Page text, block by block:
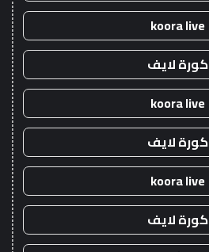
koora live
كورة لايف
koora live
كورة لايف
koora live
كورة لايف